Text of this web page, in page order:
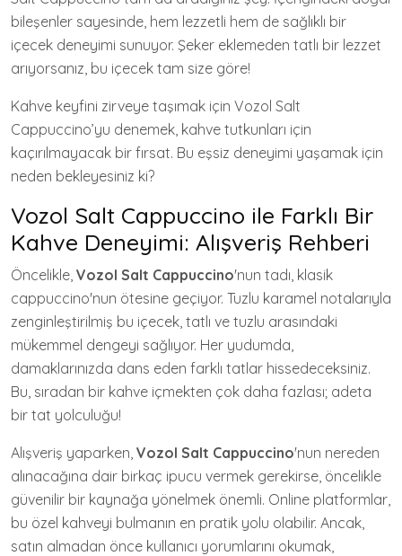
bileşenler sayesinde, hem lezzetli hem de sağlıklı bir
içecek deneyimi sunuyor. Şeker eklemeden tatlı bir lezzet
arıyorsanız, bu içecek tam size göre!
Kahve keyfini zirveye taşımak için Vozol Salt
Cappuccino’yu denemek, kahve tutkunları için
kaçırılmayacak bir fırsat. Bu eşsiz deneyimi yaşamak için
neden bekleyesiniz ki?
Vozol Salt Cappuccino ile Farklı Bir
Kahve Deneyimi: Alışveriş Rehberi
Öncelikle, Vozol Salt Cappuccino'nun tadı, klasik
cappuccino'nun ötesine geçiyor. Tuzlu karamel notalarıyla
zenginleştirilmiş bu içecek, tatlı ve tuzlu arasındaki
mükemmel dengeyi sağlıyor. Her yudumda,
damaklarınızda dans eden farklı tatlar hissedeceksiniz.
Bu, sıradan bir kahve içmekten çok daha fazlası; adeta
bir tat yolculuğu!
Alışveriş yaparken, Vozol Salt Cappuccino'nun nereden
alınacağına dair birkaç ipucu vermek gerekirse, öncelikle
güvenilir bir kaynağa yönelmek önemli. Online platformlar,
bu özel kahveyi bulmanın en pratik yolu olabilir. Ancak,
satın almadan önce kullanıcı yorumlarını okumak,